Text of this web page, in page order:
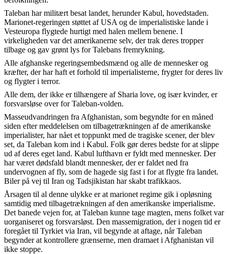
Taleban har militært besat landet, herunder Kabul, hovedstaden.
Marionet-regeringen støttet af USA og de imperialistiske lande i
Vesteuropa flygtede hurtigt med halen mellem benene. I
virkeligheden var det amerikanerne selv, der trak deres tropper
tilbage og gav grønt lys for Talebans fremrykning.
Alle afghanske regeringsembedsmænd og alle de mennesker og
kræfter, der har haft et forhold til imperialisterne, frygter for deres liv
og flygter i terror.
Alle dem, der ikke er tilhængere af Sharia love, og især kvinder, er
forsvarsløse over for Taleban-volden.
Masseudvandringen fra Afghanistan, som begyndte for en måned
siden efter meddelelsen om tilbagetrækningen af de amerikanske
imperialister, har nået et toppunkt med de tragiske scener, der blev
set, da Taleban kom ind i Kabul. Folk gør deres bedste for at slippe
ud af deres eget land. Kabul lufthavn er fyldt med mennesker. Der
har været dødsfald blandt mennesker, der er faldet ned fra
undervognen af fly, som de hagede sig fast i for at flygte fra landet.
Biler på vej til Iran og Tadsjikistan har skabt trafikkaos.
Årsagen til al denne ulykke er at marionet regime gik i opløsning
samtidig med tilbagetrækningen af den amerikanske imperialisme.
Det banede vejen for, at Taleban kunne tage magten, mens folket var
uorganiseret og forsvarsløst. Den massemigration, der i nogen tid er
foregået til Tyrkiet via Iran, vil begynde at aftage, når Taleban
begynder at kontrollere grænserne, men dramaet i Afghanistan vil
ikke stoppe.